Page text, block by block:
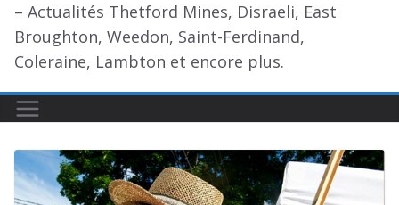
– Actualités Thetford Mines, Disraeli, East
Broughton, Weedon, Saint-Ferdinand,
Coleraine, Lambton et encore plus.